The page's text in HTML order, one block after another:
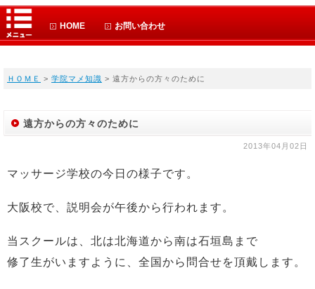
HOME お問い合わせ
ＨＯＭＥ > 学院マメ知識 > 遠方からの方々のために
遠方からの方々のために
2013年04月02日
マッサージ学校の今日の様子です。
大阪校で、説明会が午後から行われます。
当スクールは、北は北海道から南は石垣島まで
修了生がいますように、全国から問合せを頂戴します。